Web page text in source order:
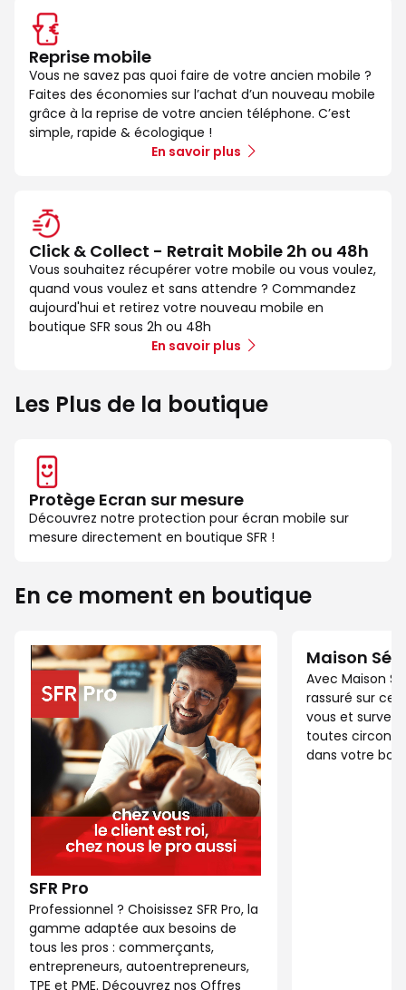
Reprise mobile
Vous ne savez pas quoi faire de votre ancien mobile ?
Faites des économies sur l’achat d’un nouveau mobile
grâce à la reprise de votre ancien téléphone. C’est
simple, rapide & écologique !
En savoir plus
Click & Collect - Retrait Mobile 2h ou 48h
Vous souhaitez récupérer votre mobile ou vous voulez,
quand vous voulez et sans attendre ? Commandez
aujourd'hui et retirez votre nouveau mobile en
boutique SFR sous 2h ou 48h
En savoir plus
Les Plus de la boutique
Protège Ecran sur mesure
Découvrez notre protection pour écran mobile sur
mesure directement en boutique SFR !
En ce moment en boutique
SFR Pro
Professionnel ? Choisissez SFR Pro, la
gamme adaptée aux besoins de
tous les pros : commerçants,
entrepreneurs, autoentrepreneurs,
TPE et PME. Découvrez nos Offres
Maison
Avec Maison
rassuré sur ce
vous et
toutes
dans votre